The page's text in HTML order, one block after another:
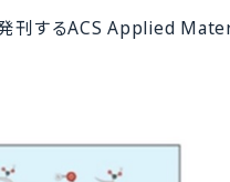
刊するACS Applied